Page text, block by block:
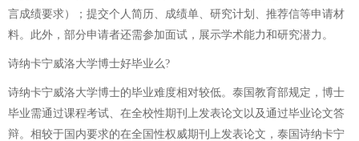
言成绩要求）；提交个人简历、成绩单、研究计划、推荐信等申请材
料。此外，部分申请者还需参加面试，展示学术能力和研究潜力。
诗纳卡宁威洛大学博士好毕业么?
诗纳卡宁威洛大学博士的毕业难度相对较低。泰国教育部规定，博士
毕业需通过课程考试、在全校性期刊上发表论文以及通过毕业论文答
辩。相较于国内要求的在全国性权威期刊上发表论文，泰国诗纳卡宁